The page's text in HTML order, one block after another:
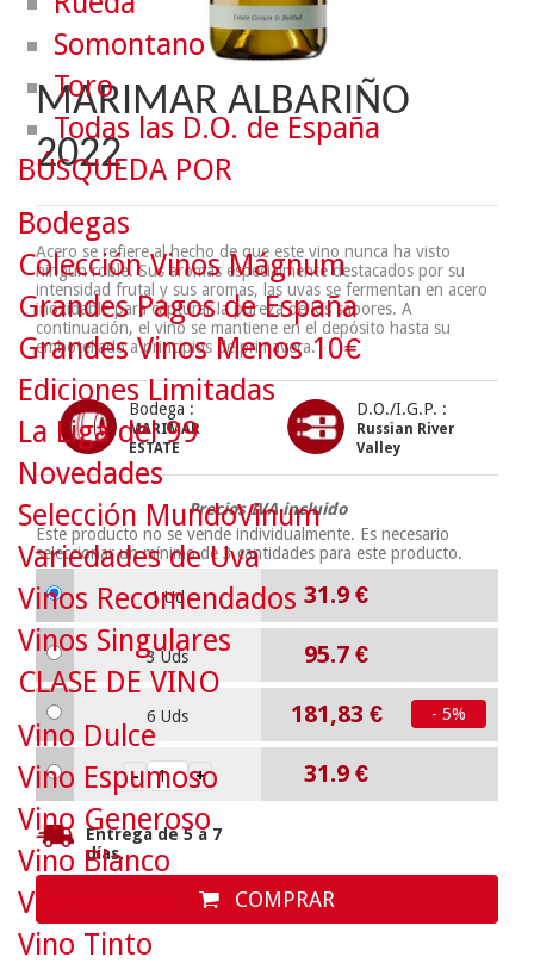
MARIMAR ALBARIÑO
2022
Acero se refiere al hecho de que este vino nunca ha visto
ningún roble. Sus aromas especialmente destacados por su
intensidad frutal y sus aromas, las uvas se fermentan en acero
inoxidable para capturar la pureza de los sabores. A
continuación, el vino se mantiene en el depósito hasta su
embotellado a principios de primavera.
Bodega :
MARIMAR
ESTATE
D.O./I.G.P. :
Russian River
Valley
Precios IVA incluido
Este producto no se vende individualmente. Es necesario
seleccionar un mínimo de 3cantidades para este producto.
1 Ud 31.9 €
3 Uds 95.7 €
6 Uds 181,83 € - 5%
31.9 €
Entrega de 5 a 7
días.
COMPRAR
Somontano
Toro
Todas las D.O. de España
BÚSQUEDA POR
Bodegas
Colección Vinos Mágnum
Grandes Pagos de España
Grandes Vinos Menos 10€
Ediciones Limitadas
La Liga del 99
Novedades
Selección MundoVinum
Variedades de Uva
Vinos Recomendados
Vinos Singulares
CLASE DE VINO
Vino Dulce
Vino Espumoso
Vino Generoso
Vino Blanco
Vino Rosado
Vino Tinto